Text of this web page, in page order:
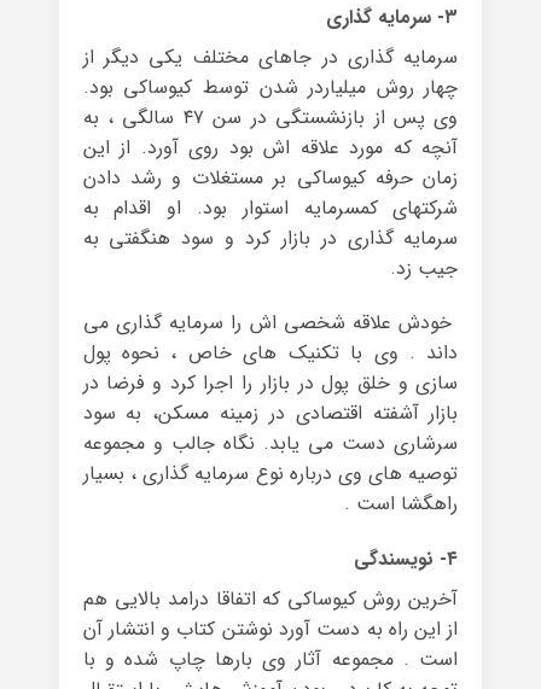
۳- سرمایه گذاری
سرمایه گذاری در جاهای مختلف یکی دیگر از
چهار روش میلیاردر شدن توسط کیوساکی بود.
وی پس از بازنشستگی در سن ۴۷ سالگی ، به
آنچه که مورد علاقه اش بود روی آورد. از این
زمان حرفه کیوساکی بر مستغلات و رشد دادن
شرکت‏های کم‏سرمایه استوار بود. او اقدام به
سرمایه گذاری در بازار کرد و سود هنگفتی به
جیب زد.
خودش علاقه شخصی اش را سرمایه گذاری می
داند . وی با تکنیک های خاص ، نحوه پول
سازی و خلق پول در بازار را اجرا کرد و فرضا در
بازار آشفته اقتصادی در زمینه مسکن، به سود
سرشاری دست می یابد. نگاه جالب و مجموعه
توصیه های وی درباره نوع سرمایه گذاری ، بسیار
راهگشا است .
۴- نویسندگی
آخرین روش کیوساکی که اتفاقا درامد بالایی هم
از این راه به دست آورد نوشتن کتاب و انتشار آن
است . مجموعه آثار وی بارها چاپ شده و با